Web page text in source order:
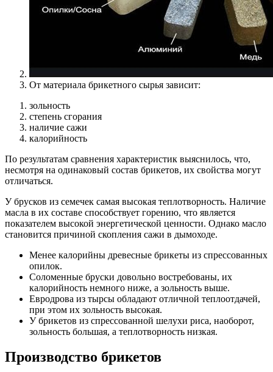
От материала брикетного сырья зависит:
зольность
степень сгорания
наличие сажи
калорийность
По результатам сравнения характеристик выяснилось, что,
несмотря на одинаковый состав брикетов, их свойства могут
отличаться.
У брусков из семечек самая высокая теплотворность. Наличие
масла в их составе способствует горению, что является
показателем высокой энергетической ценности. Однако масло
становится причиной скопления сажи в дымоходе.
Менее калорийны древесные брикеты из спрессованных
опилок.
Соломенные бруски довольно востребованы, их
калорийность немного ниже, а зольность выше.
Евродрова из тырсы обладают отличной теплоотдачей,
при этом их зольность высокая.
У брикетов из спрессованной шелухи риса, наоборот,
зольность большая, а теплотворность низкая.
Производство брикетов